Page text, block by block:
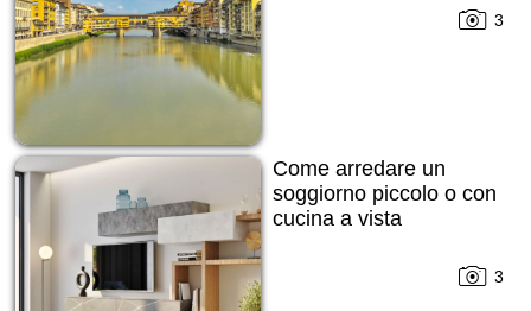
3
Come arredare un
soggiorno piccolo o con
cucina a vista
3